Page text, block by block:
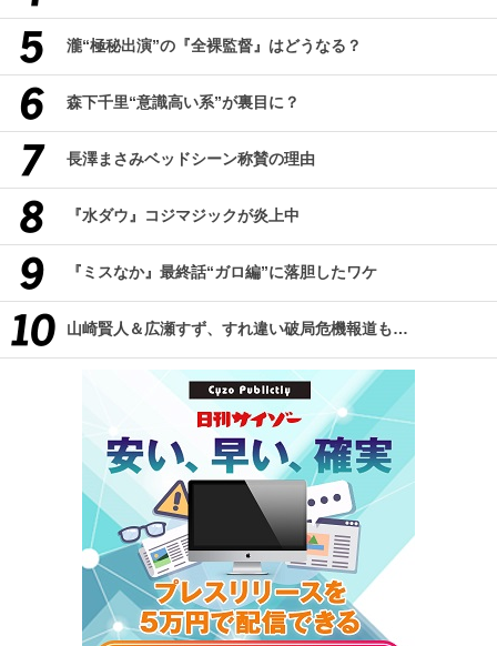
瀧“極秘出演”の『全裸監督』はどうなる？
森下千里“意識高い系”が裏目に？
長澤まさみベッドシーン称賛の理由
『水ダウ』コジマジックが炎上中
『ミスなか』最終話“ガロ編”に落胆したワケ
山崎賢人＆広瀬すず、すれ違い破局危機報道も…